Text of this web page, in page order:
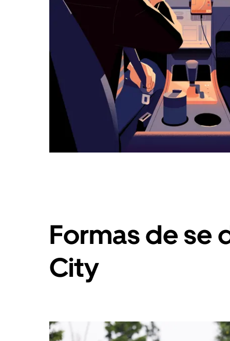
Formas de se
City